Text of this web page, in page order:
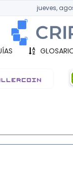
jueves,
BTC